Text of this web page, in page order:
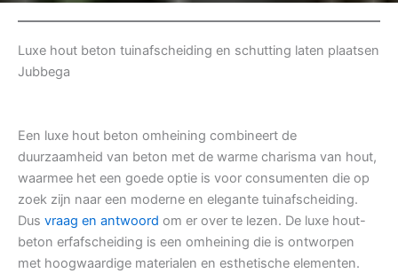
Luxe hout beton tuinafscheiding en schutting laten plaatsen
Jubbega
Een luxe hout beton omheining combineert de
duurzaamheid van beton met de warme charisma van hout,
waarmee het een goede optie is voor consumenten die op
zoek zijn naar een moderne en elegante tuinafscheiding.
Dus vraag en antwoord om er over te lezen. De luxe hout-
beton erfafscheiding is een omheining die is ontworpen
met hoogwaardige materialen en esthetische elementen.